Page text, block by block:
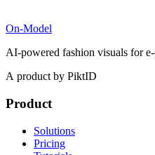
On-Model
AI-powered fashion visuals for e-
A product by PiktID
Product
Solutions
Pricing